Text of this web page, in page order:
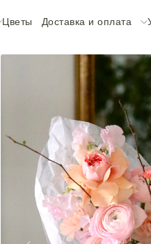
Цветы Доставка и оплата